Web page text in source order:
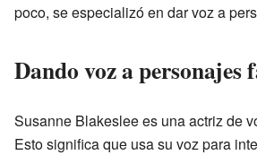
poco, se especializó en dar voz a
Dando voz a personajes
Susanne Blakeslee es una actriz de
Esto significa que usa su voz para